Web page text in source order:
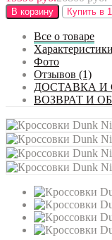
В корзину Купить в
Все о товаре
Характеристики
Фото
Отзывов (1)
ДОСТАВКА И
ВОЗВРАТ И